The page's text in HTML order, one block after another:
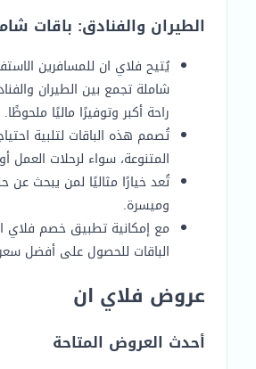
الطيران والفنادق: باقات
يُتيح فلاي ان للمسافرين
شاملة تجمع بين الطيران
راحة أكبر وتوفيرًا ماليًا ملحوظًا.
تُصمم هذه الباقات لتلبية
المتنوعة، سواء لرحلات العمل أو
تُعد خيارًا مثاليًا لمن يبحث عن
وميسرة.
مع إمكانية تطبيق خصم
الباقات للحصول على أفضل
عروض فلاي ان
أحدث العروض المتاحة